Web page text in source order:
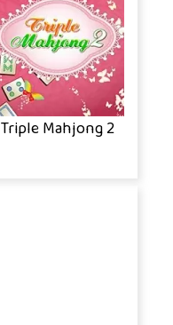
Triple Mahjong 2